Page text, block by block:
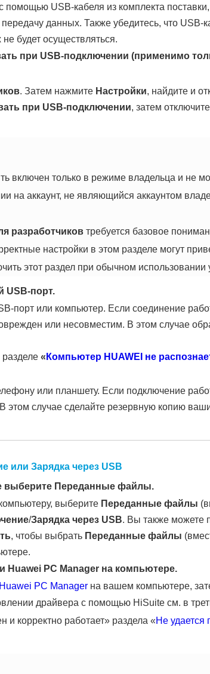
USB-кабеля из комплекта
передачу данных. Также убедитесь, что
будет осуществляться.
при USB-подключении (применимо
. Затем нажмите Настройки, найдите и
при USB-подключении, затем
включен только в режиме владельца и не
на аккаунт, не являющийся аккаунтом
разработчиковтребуется базовое
настройки в этом разделе могут
этот раздел при обычном использовании
USB-порт.
порт или компьютер. Если соединение
или несовместим. В этом случае
« Компьютер HUAWEI не
или планшету. Если подключение
этом случае сделайте резервную копию
или Зарядка через USB
выберите Переданные файлы.
выберите Переданные файлы
/Зарядка через USB. Вы также можете
, чтобы выбрать Переданные файлы
Huawei PC Manager на компьютере.
Huawei PC Managerна вашем компьютере,
драйвера с помощью HiSuite см. в
и корректно работает» раздела «Не удается